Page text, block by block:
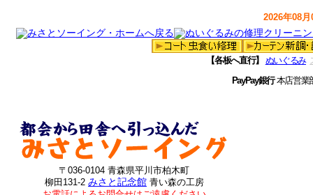
2026年08
【各板へ直行】 ぬいぐるみ
PayPay銀行本店営
〒036-0104 青森県平川市柏木町
柳田131-2 みさと記念館 青い森の工房